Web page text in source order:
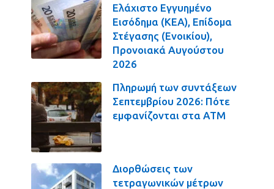
Ελάχιστο Εγγυημένο
Εισόδημα (ΚΕΑ), Επίδομα
Στέγασης (Ενοικίου),
Προνοιακά Αυγούστου
2026
Πληρωμή των συντάξεων
Σεπτεμβρίου 2026: Πότε
εμφανίζονται στα ΑΤΜ
Διορθώσεις των
τετραγωνικών μέτρων